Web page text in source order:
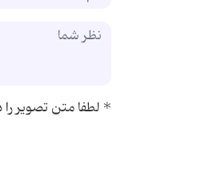
*لطفا متن تصویر